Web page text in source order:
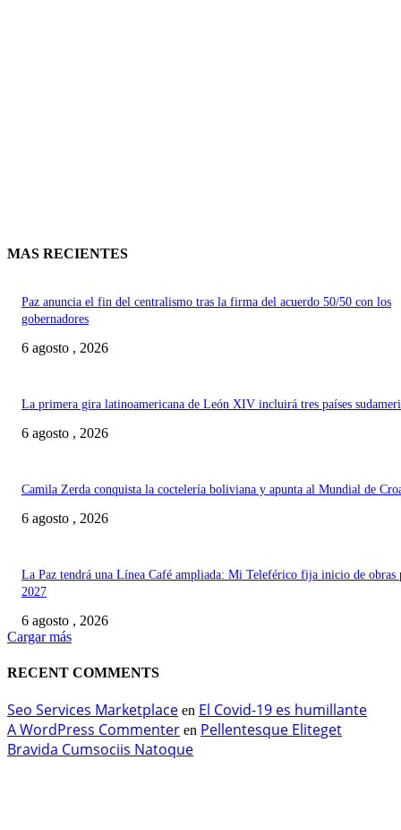
MAS RECIENTES
Paz anuncia el fin del centralismo tras la firma del acuerdo 50/50 con los
gobernadores
6 agosto , 2026
La primera gira latinoamericana de León XIV incluirá tres países
6 agosto , 2026
Camila Zerda conquista la coctelería boliviana y apunta al Mundial de
6 agosto , 2026
La Paz tendrá una Línea Café ampliada: Mi Teleférico fija inicio de obras
2027
6 agosto , 2026
Cargar más
RECENT COMMENTS
Seo Services Marketplace en El Covid-19 es humillante
A WordPress Commenter en Pellentesque Eliteget
Bravida Cumsociis Natoque